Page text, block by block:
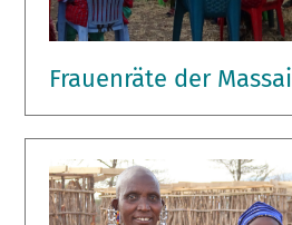
Frauenräte der Massai